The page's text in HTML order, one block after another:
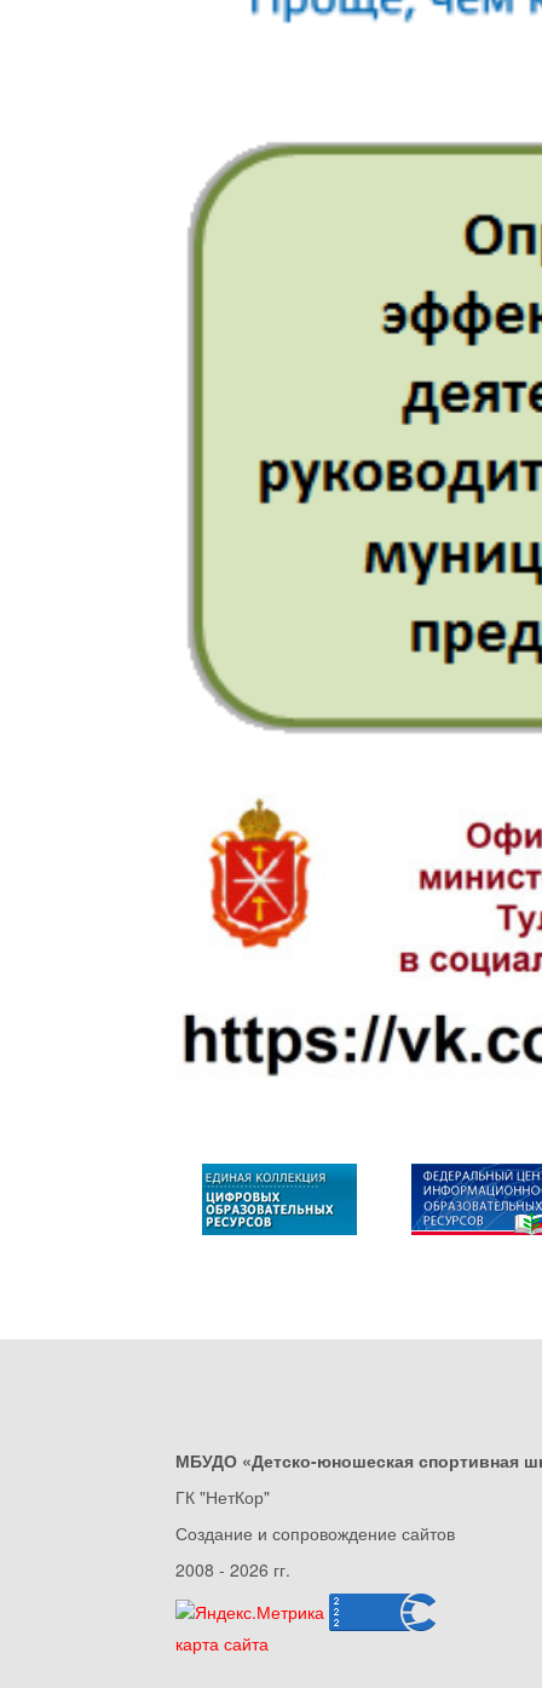
МБУДО «Детско-юношеская спортивная
ГК "НетКор"
Создание и сопровождение сайтов
2008 - 2026 гг.
карта сайта